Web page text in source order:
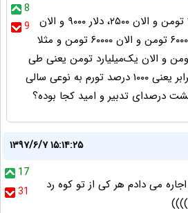
8
9
در سال ۸۸ درهم ۲۵۰ تومن و الان ۲۵۰۰، دلار ۹۰۰۰ و الان
۹۰۰۰ تومن و گوشت ۶۰۰۰ تومن و الان ۶۰۰۰۰ تومن و مثلا
میلیون تومن و الان یک‌میلیارد تومن یعنی طی
ده سال همه چیز ۱۰ برابر یعنی ۱۰۰۰ درصد تورم به نوعی سالی
۱۳۹۷/۶/۷ ۱۵:۱۴:۲۵
17
31
می دادم هر کی از تو کوه رد